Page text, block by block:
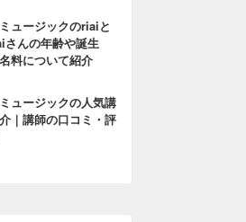
ュージックのriaiと
さんの年齢や誕生
料について紹介
ュージックの人気講
｜講師の口コミ・評